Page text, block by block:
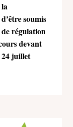
soumis
régulation
devant
juillet